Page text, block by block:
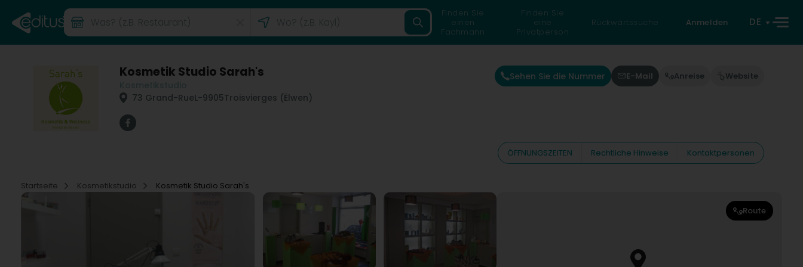
Finden Sie
einen
Fachmann
Finden Sie
eine
Privatperson
Rückwärtssuche Anmelden DE
Kosmetik Studio Sarah's
73 Grand-RueL-9905Troisvierges (Ëlwen)
Sehen Sie die Nummer E-Mail Anreise Website
ÖFFNUNGSZEITEN Rechtliche Hinweise Kontaktpersonen
Startseite Kosmetikstudio Kosmetik Studio Sarah's
Route